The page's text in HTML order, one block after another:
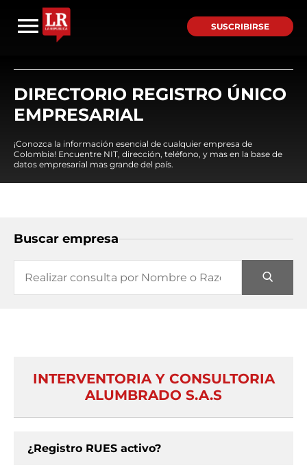
SUSCRIBIRSE
DIRECTORIO REGISTRO ÚNICO
EMPRESARIAL
¡Conozca la información esencial de cualquier empresa de
Colombia! Encuentre NIT, dirección, teléfono, y mas en la base de
datos empresarial mas grande del país.
Buscar empresa
INTERVENTORIA Y CONSULTORIA
ALUMBRADO S.A.S
¿Registro RUES activo?